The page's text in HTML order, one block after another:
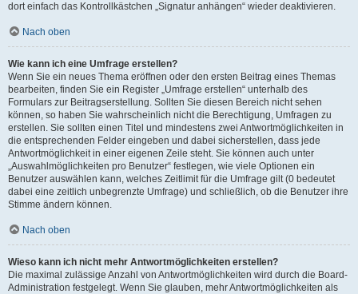
dort einfach das Kontrollkästchen „Signatur anhängen“ wieder deaktivieren.
Nach oben
Wie kann ich eine Umfrage erstellen?
Wenn Sie ein neues Thema eröffnen oder den ersten Beitrag eines Themas
bearbeiten, finden Sie ein Register „Umfrage erstellen“ unterhalb des
Formulars zur Beitragserstellung. Sollten Sie diesen Bereich nicht sehen
können, so haben Sie wahrscheinlich nicht die Berechtigung, Umfragen zu
erstellen. Sie sollten einen Titel und mindestens zwei Antwortmöglichkeiten in
die entsprechenden Felder eingeben und dabei sicherstellen, dass jede
Antwortmöglichkeit in einer eigenen Zeile steht. Sie können auch unter
„Auswahlmöglichkeiten pro Benutzer“ festlegen, wie viele Optionen ein
Benutzer auswählen kann, welches Zeitlimit für die Umfrage gilt (0 bedeutet
dabei eine zeitlich unbegrenzte Umfrage) und schließlich, ob die Benutzer ihre
Stimme ändern können.
Nach oben
Wieso kann ich nicht mehr Antwortmöglichkeiten erstellen?
Die maximal zulässige Anzahl von Antwortmöglichkeiten wird durch die Board-
Administration festgelegt. Wenn Sie glauben, mehr Antwortmöglichkeiten als